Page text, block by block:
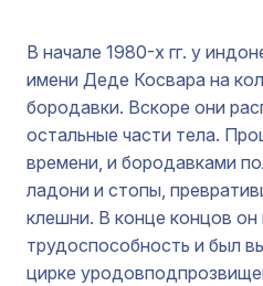
В начале 1980-х гг. у
имени Деде Косвара на
бородавки. Вскоре они
остальные части тела.
времени, и бородавками
ладони и стопы,
клешни. В конце концов он
трудоспособность и был
цирке